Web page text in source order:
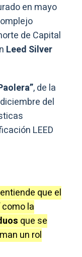
en mayo
de Capital
Leed Silver
, de la
del
LEED
que el
la
que se
un rol